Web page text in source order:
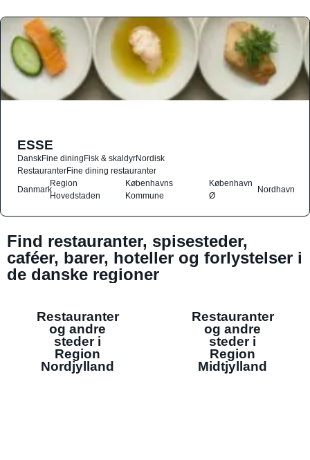
ESSE
DanskFine diningFisk & skaldyrNordisk
RestauranterFine dining restauranter
Danmark
Region
Hovedstaden
Københavns
Kommune
København
Ø
Nordhavn
Find restauranter, spisesteder,
caféer, barer, hoteller og forlystelser i
de danske regioner
Restauranter
og andre
steder i
Region
Nordjylland
Restauranter
og andre
steder i
Region
Midtjylland